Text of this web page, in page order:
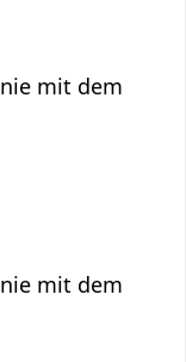
mit dem
mit dem